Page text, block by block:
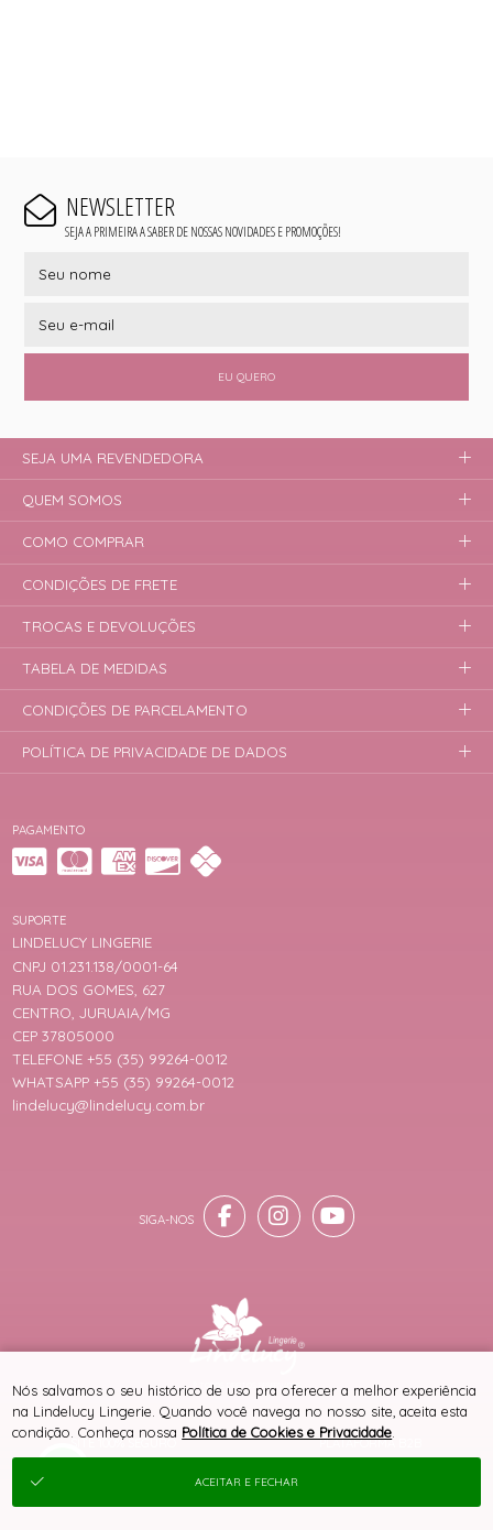
NEWSLETTER
SEJA A PRIMEIRA A SABER DE NOSSAS NOVIDADES E PROMOÇÕES!
EU QUERO
PAGAMENTO
SITE 100% SEGURO PLATAFORMA B2B
SUPORTE
LINDELUCY LINGERIE
CNPJ 01.231.138/0001-64
RUA DOS GOMES, 627
CENTRO, JURUAIA/MG
CEP 37805000
TELEFONE +55 (35) 99264-0012
WHATSAPP +55 (35) 99264-0012
lindelucy@lindelucy.com.br
SEJA UMA REVENDEDORA
QUEM SOMOS
COMO COMPRAR
CONDIÇÕES DE FRETE
TROCAS E DEVOLUÇÕES
TABELA DE MEDIDAS
CONDIÇÕES DE PARCELAMENTO
POLÍTICA DE PRIVACIDADE DE DADOS
® TODOS DIREITOS RESERVADOS
Nós salvamos o seu histórico de uso pra oferecer a melhor experiência
na Lindelucy Lingerie. Quando você navega no nosso site, aceita esta
condição. Conheça nossa Política de Cookies e Privacidade
ACEITAR E FECHAR